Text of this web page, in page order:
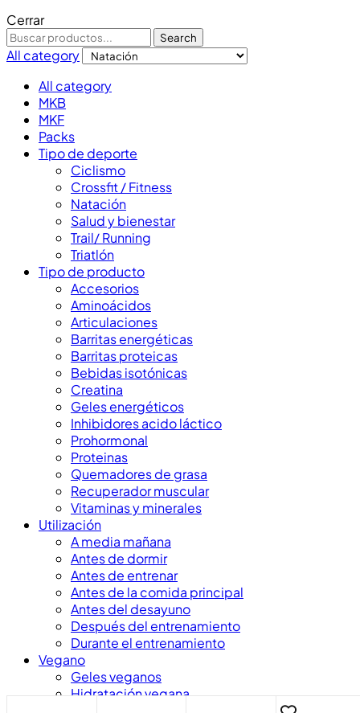
Cerrar
Search
All category
All category
MKB
MKF
Packs
Tipo de deporte
Ciclismo
Crossfit / Fitness
Natación
Salud y bienestar
Trail/ Running
Triatlón
Tipo de producto
Accesorios
Aminoácidos
Articulaciones
Barritas energéticas
Barritas proteicas
Bebidas isotónicas
Creatina
Geles energéticos
Inhibidores acido láctico
Prohormonal
Proteinas
Quemadores de grasa
Recuperador muscular
Vitaminas y minerales
Utilización
A media mañana
Antes de dormir
Antes de entrenar
Antes de la comida principal
Antes del desayuno
Después del entrenamiento
Durante el entrenamiento
Vegano
Geles veganos
Hidratación vegana